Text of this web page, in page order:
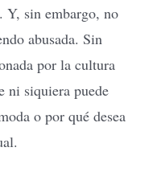
Y, sin embargo, no
abusada. Sin
por la cultura
ni siquiera puede
o por qué desea